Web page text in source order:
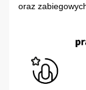
oraz